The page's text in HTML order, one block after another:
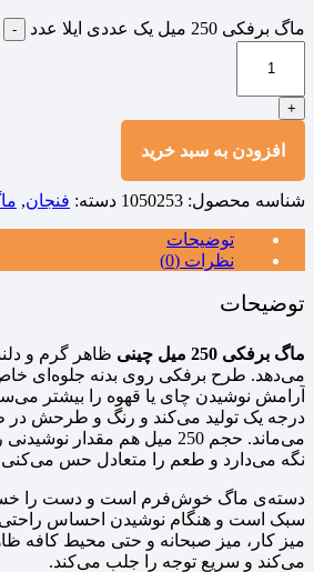
ماگ برفکی 250 میل یک عددی ایلا عدد -
+
افزودن به سبد خرید
شناسه محصول: 1050253 دسته: فنجان,
توضیحات
نظرات (0)
توضیحات
ماگ برفکی 250 میل چینی
ظاهر گرم و
می‌دهد. طرح برفکی روی بدنه جلوه‌ای
آرامش نوشیدن چای یا قهوه را بیشتر
درجه یک تولید می‌کند و رنگ و طرحش در
می‌ماند. حجم 250 میل هم مقدار
نگه می‌دارد و طعم را متعادل حس
دسته‌ی ماگ خوش‌فرم است و دست را
سبک است و هنگام نوشیدن احساس
میز کار، میز صبحانه و حتی محیط کافه
می‌کند و سریع توجه را جلب می‌کند.